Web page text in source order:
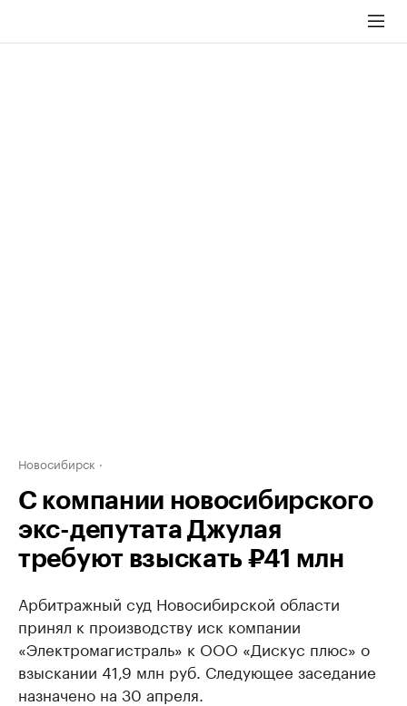
Новосибирск
С компании новосибирского
экс-депутата Джулая
требуют взыскать ₽41 млн
Арбитражный суд Новосибирской области
принял к производству иск компании
«Электромагистраль» к ООО «Дискус плюс» о
взыскании 41,9 млн руб. Следующее заседание
назначено на 30 апреля.